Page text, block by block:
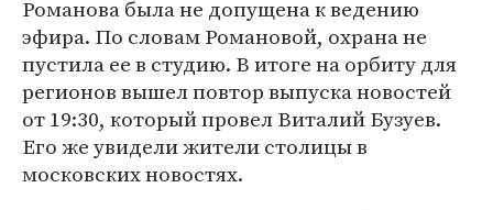
Романова была не допущена к ведению
эфира. По словам Романовой, охрана не
пустила ее в студию. В итоге на орбиту для
регионов вышел повтор выпуска новостей
от 19:30, который провел Виталий Бузуев.
Его же увидели жители столицы в
московских новостях.